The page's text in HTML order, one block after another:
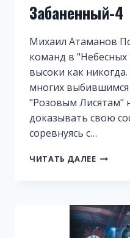
Забаненный-4
Михаил Атаманов
команд в "Небесных
высоки как
многих
"Розовым Лисятам"
доказывать свою
соревнуясь с…
ЧИТАТЬ ДАЛЕЕ